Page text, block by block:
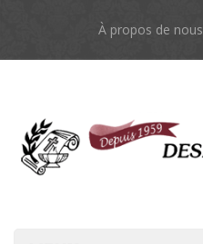
À propos de nous